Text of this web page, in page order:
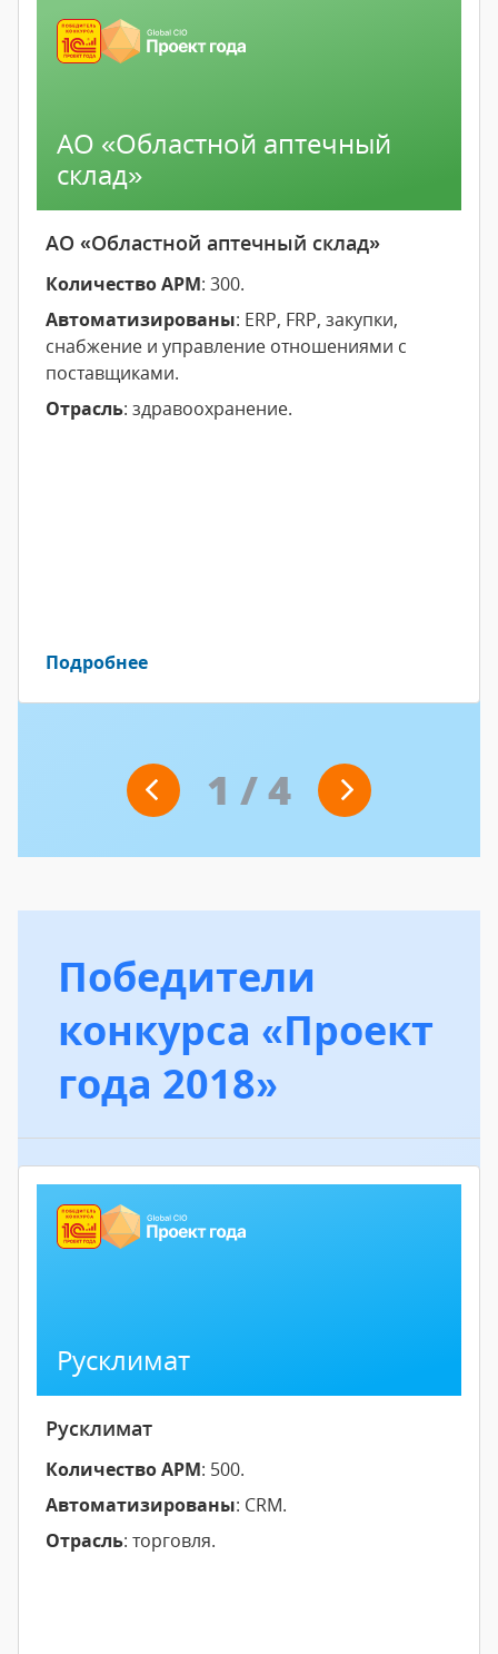
АО «Областной аптечный
склад»
АО «Областной аптечный склад»
Количество АРМ: 300.
Автоматизированы: ERP, FRP, закупки,
снабжение и управление отношениями с
поставщиками.
Отрасль: здравоохранение.
Подробнее
1 /4
Победители
конкурса «Проект
года 2018»
Русклимат
Русклимат
Количество АРМ: 500.
Автоматизированы: CRM.
Отрасль: торговля.